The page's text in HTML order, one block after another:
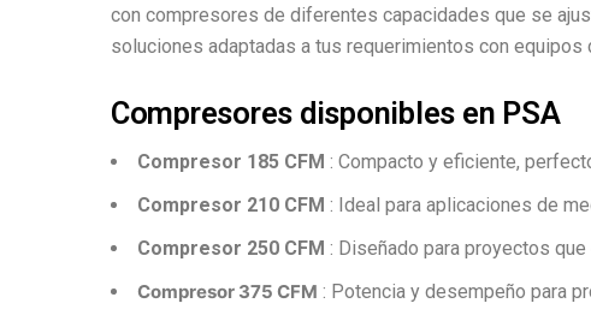
con compresores de diferentes capacidades que se
soluciones adaptadas a tus requerimientos con
Compresores disponibles en PSA
Compresor 185 CFM : Compacto y eficiente,
Compresor 210 CFM : Ideal para aplicaciones de
Compresor 250 CFM : Diseñado para proyectos
Compresor 375 CFM : Potencia y desempeño para